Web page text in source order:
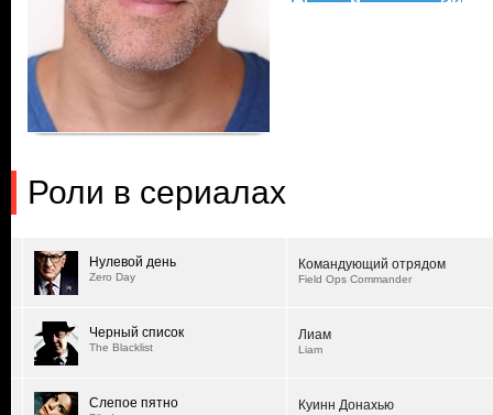
Роли в сериалах
Нулевой день
Zero Day
Командующий отрядом
Field Ops Commander
Черный список
The Blacklist
Лиам
Liam
Слепое пятно Куинн Донахью